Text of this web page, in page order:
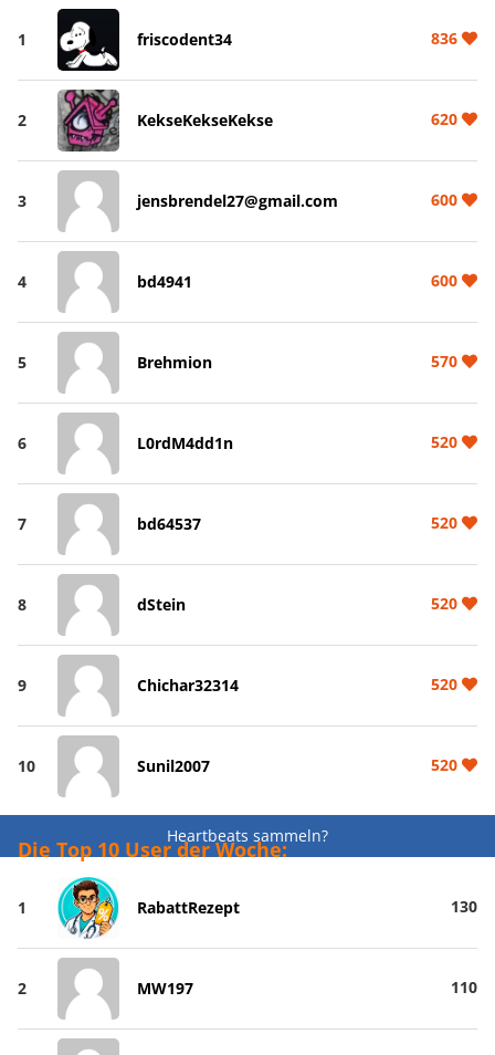
1 friscodent34 836
2 KekseKekseKekse 620
3 jensbrendel27@gmail.com 600
4 bd4941 600
5 Brehmion 570
6 L0rdM4dd1n 520
7 bd64537 520
8 dStein 520
9 Chichar32314 520
10 Sunil2007 520
Heartbeats sammeln?
Die Top 10 User der Woche:
1 RabattRezept 130
2 MW197 110